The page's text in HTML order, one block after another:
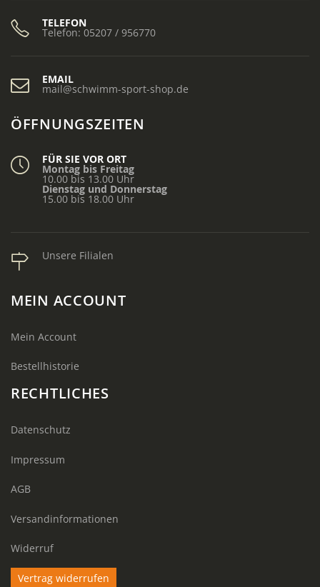
TELEFON
Telefon: 05207 / 956770
EMAIL
mail@schwimm-sport-shop.de
ÖFFNUNGSZEITEN
FÜR SIE VOR ORT
Montag bis Freitag
10.00 bis 13.00 Uhr
Dienstag und Donnerstag
15.00 bis 18.00 Uhr
Unsere Filialen
MEIN ACCOUNT
Mein Account
Bestellhistorie
RECHTLICHES
Datenschutz
Impressum
AGB
Versandinformationen
Widerruf
Vertrag widerrufen